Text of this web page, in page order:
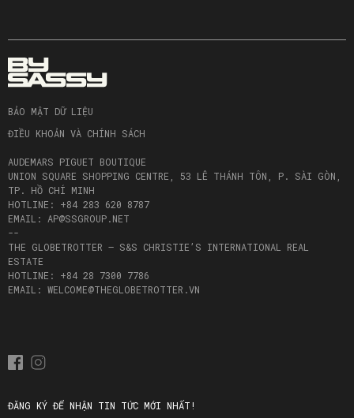
BẢO MẬT DỮ LIỆU
ĐIỀU KHOẢN VÀ CHÍNH SÁCH
AUDEMARS PIGUET BOUTIQUE
UNION SQUARE SHOPPING CENTRE, 53 LÊ THÁNH TÔN, P. SÀI GÒN,
TP. HỒ CHÍ MINH
HOTLINE: +84 283 620 8787
EMAIL: AP@SSGROUP.NET
--
THE GLOBETROTTER – S&S CHRISTIE’S INTERNATIONAL REAL
ESTATE
HOTLINE: +84 28 7300 7786
EMAIL: WELCOME@THEGLOBETROTTER.VN
ĐĂNG KÝ ĐỂ NHẬN TIN TỨC MỚI NHẤT!